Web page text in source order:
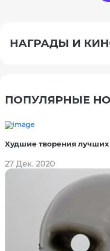
НАГРАДЫ И
ПОПУЛЯРНЫЕ
Худшие творения
27 Дек. 2020